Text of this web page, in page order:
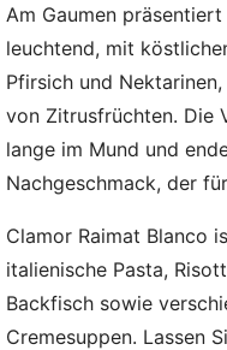
Am Gaumen
leuchtend, mit
Pfirsich und
von Zitrusfrüchten. Die
lange im Mund und
Nachgeschmack, der
Clamor Raimat Blanco
italienische Pasta,
Backfisch sowie
Cremesuppen. Lassen